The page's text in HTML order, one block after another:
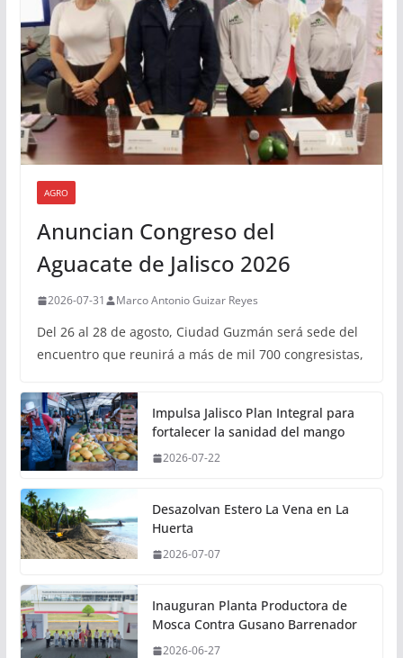
AGRO
Anuncian Congreso del
Aguacate de Jalisco 2026
2026-07-31 Marco Antonio Guizar Reyes
Del 26 al 28 de agosto, Ciudad Guzmán será sede del
encuentro que reunirá a más de mil 700 congresistas,
Impulsa Jalisco Plan Integral para
fortalecer la sanidad del mango
2026-07-22
Desazolvan Estero La Vena en La
Huerta
2026-07-07
Inauguran Planta Productora de
Mosca Contra Gusano Barrenador
2026-06-27